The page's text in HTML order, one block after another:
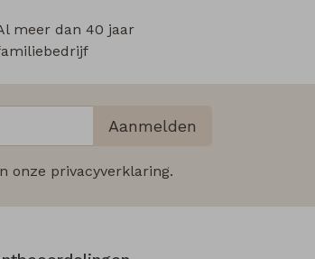
meer dan 40 jaar
Aanmelden
onze privacyverklaring.